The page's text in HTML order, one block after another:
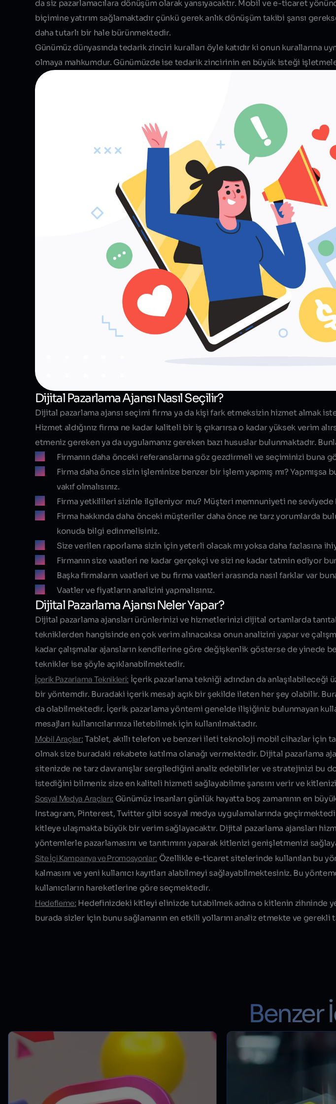
da siz pazarlamacılara dönüşüm olarak yansıyacaktır. Mobil ve e-ticaret
biçimine yatırım sağlamaktadır çünkü gerek anlık dönüşüm takibi şansı
daha tutarlı bir hale bürünmektedir.
Günümüz dünyasında tedarik zinciri kuralları öyle katıdır ki onun kurallarına
olmaya mahkumdur. Günümüzde ise tedarik zincirinin en büyük isteği
Dijital Pazarlama Ajansı Nasıl Seçilir?
Dijital pazarlama ajansı seçimi firma ya da kişi fark etmeksizin hizmet almak
Hizmet aldığınız firma ne kadar kaliteli bir iş çıkarırsa o kadaryüksek verim
etmeniz gereken ya da uygulamanız gereken bazı hususlar bulunmaktadır.
Firmanın daha önceki referanslarına göz gezdirmeli ve seçiminizi buna
Firma daha önce sizin işleminize benzer bir işlem yapmış mı? Yapmışsa
vakıf olmalısınız.
Firma yetkilileri sizinle ilgileniyor mu? Müşteri memnuniyeti ne seviyede
Firma hakkında daha önceki müşteriler daha önce ne tarz yorumlarda
konuda bilgi edinmelisiniz.
Size verilen raporlama sizin için yeterli olacak mı yoksa daha fazlasına
Firmanın size vaatleri ne kadar gerçekçi ve sizi ne kadar tatmin ediyor
Başka firmaların vaatleri ve bu firma vaatleri arasında nasıl farklar var
Vaatler ve fiyatların analizini yapmalısınız.
Dijital Pazarlama Ajansı Neler Yapar?
Dijital pazarlama ajansları ürünlerinizi ve hizmetlerinizi dijital ortamlarda
tekniklerden hangisinde en çok verim alınacaksa onun analizini yapar ve
kadar çalışmalar ajansların kendilerine göre değişkenlik gösterse de yinede
teknikler ise şöyle açıklanabilmektedir.
İçerik Pazarlama Teknikleri: İçerik pazarlama tekniği adından da anlaşılabileceği
bir yöntemdir. Buradaki içerik mesajı açık bir şekilde ileten her şey olabilir.
da olabilmektedir. İçerik pazarlama yöntemi genelde ilişiğiniz bulunmayan
mesajları kullanıcılarınıza iletebilmek için kullanılmaktadır.
Mobil Araçlar: Tablet, akıllı telefon ve benzeri ileti teknoloji mobil cihazlar için
olmak size buradaki rekabete katılma olanağı vermektedir. Dijital pazarlama
sitenizde ne tarz davranışlar sergilediğini analiz edebilirler ve stratejinizi bu
istediğini bilmeniz size en kaliteli hizmeti sağlayabilme şansını verir ve
Sosyal Medya Araçları: Günümüz insanları günlük hayatta boş zamanının en
Instagram, Pinterest, Twitter gibi sosyal medya uygulamalarında
kitleye ulaşmakta büyük bir verim sağlayacaktır. Dijital pazarlama ajansları
yöntemlerle pazarlamasını ve tanıtımını yaparak kitlenizi genişletmenizi
Site İçi Kampanya ve Promosyonlar: Özellikle e-ticaret sitelerinde kullanılan bu
kalmasını ve yeni kullanıcı kayıtları alabilmeyi sağlayabilmektesiniz. Bu
kullanıcıların hareketlerine göre seçmektedir.
Hedefleme: Hedefinizdeki kitleyi elinizde tutabilmek adına o kitlenin zihninde
burada sizler için bunu sağlamanın en etkili yollarını analiz etmekte ve gerekli
Benzer